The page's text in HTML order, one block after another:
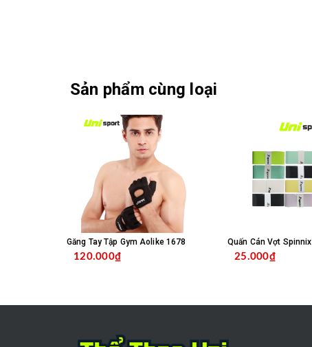
Sản phẩm cùng loại
Găng Tay Tập Gym Aolike 1678
120.000₫
Quấn Cán Vợt Spinnix
25.000₫